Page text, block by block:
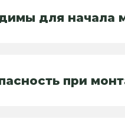
для начала
при